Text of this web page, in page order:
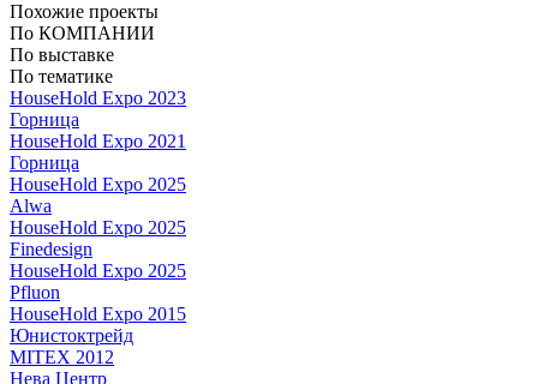
Похожие проекты
По КОМПАНИИ
По выставке
По тематике
HouseHold Expo 2023
Горница
HouseHold Expo 2021
Горница
HouseHold Expo 2025
Alwa
HouseHold Expo 2025
Finedesign
HouseHold Expo 2025
Pfluon
HouseHold Expo 2015
Юнистоктрейд
MITEX 2012
Нева Центр